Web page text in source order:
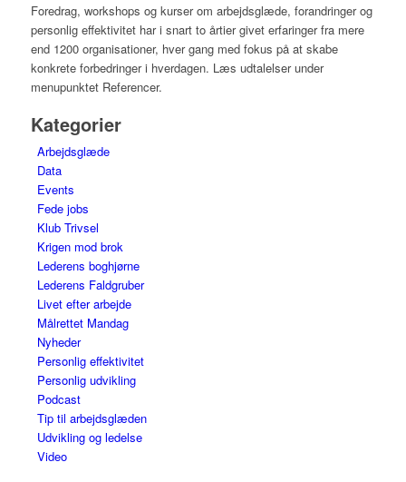
Foredrag, workshops og kurser om arbejdsglæde, forandringer og
personlig effektivitet har i snart to årtier givet erfaringer fra mere
end 1200 organisationer, hver gang med fokus på at skabe
konkrete forbedringer i hverdagen. Læs udtalelser under
menupunktet Referencer.
Kategorier
Arbejdsglæde
Data
Events
Fede jobs
Klub Trivsel
Krigen mod brok
Lederens boghjørne
Lederens Faldgruber
Livet efter arbejde
Målrettet Mandag
Nyheder
Personlig effektivitet
Personlig udvikling
Podcast
Tip til arbejdsglæden
Udvikling og ledelse
Video